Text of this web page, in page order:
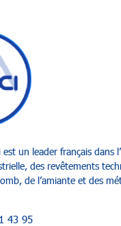
est un leader français dans
, des revêtements
, de l’amiante et des
43 95